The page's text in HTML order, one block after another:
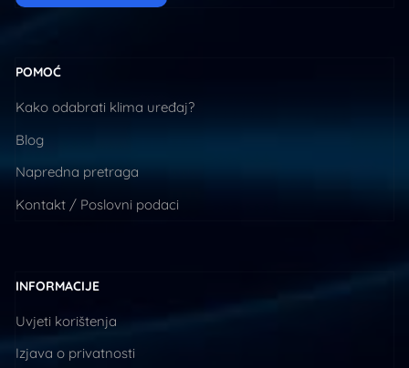
POMOĆ
Kako odabrati klima uređaj?
Blog
Napredna pretraga
Kontakt / Poslovni podaci
INFORMACIJE
Uvjeti korištenja
Izjava o privatnosti